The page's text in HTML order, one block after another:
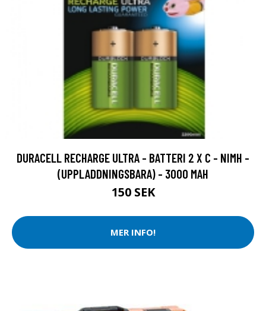
DURACELL RECHARGE ULTRA - BATTERI 2 X C - NIMH -
(UPPLADDNINGSBARA) - 3000 MAH
150 SEK
MER INFO!